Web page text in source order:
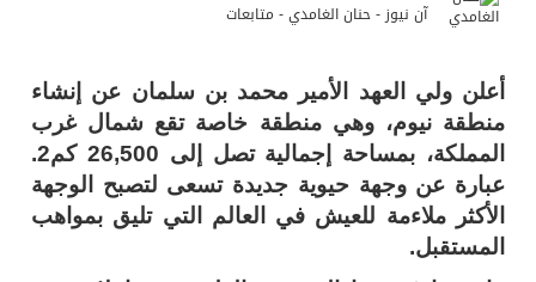
آن نيوز - حنان الغامدي - متابعات
أعلن ولي العهد الأمير محمد بن سلمان عن إنشاء
منطقة نيوم، وهي منطقة خاصة تقع شمال غرب
المملكة، بمساحة إجمالية تصل إلى 26,500 كم2.
عبارة عن وجهة حيوية جديدة تسعى لتصبح الوجهة
الأكثر ملاءمة للعيش في العالم التي تليق بمواهب
المستقبل.